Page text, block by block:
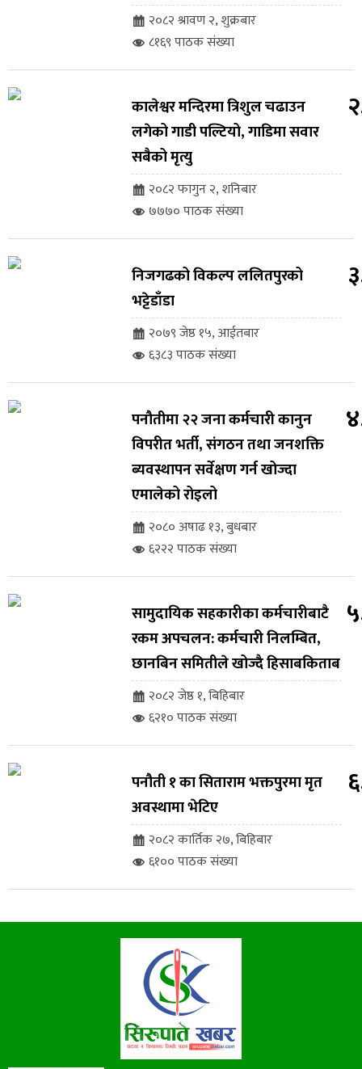
२०८२ श्रावण २, शुक्रबार
८१६९ पाठक संख्या
कालेश्वर मन्दिरमा त्रिशुल चढाउन
लगेको गाडी पल्टियो, गाडिमा सवार
सबैको मृत्यु
२०८२ फागुन २, शनिबार
७७७० पाठक संख्या
निजगढको विकल्प ललितपुरको
भट्टेडाँडा
२०७९ जेष्ठ १५, आईतबार
६३८३ पाठक संख्या
पनौतीमा २२ जना कर्मचारी कानुन
विपरीत भर्ती, संगठन तथा जनशक्ति
ब्यवस्थापन सर्वेक्षण गर्न खोज्दा
एमालेको रोइलो
२०८० अषाढ १३, बुधबार
६२२२ पाठक संख्या
सामुदायिक सहकारीका कर्मचारीबाटै
रकम अपचलन: कर्मचारी निलम्बित,
छानबिन समितीले खोज्दै हिसाबकिताब
२०८२ जेष्ठ १, बिहिबार
६२१० पाठक संख्या
पनौती १ का सिताराम भक्तपुरमा मृत
अवस्थामा भेटिए
२०८२ कार्तिक २७, बिहिबार
६१०० पाठक संख्या